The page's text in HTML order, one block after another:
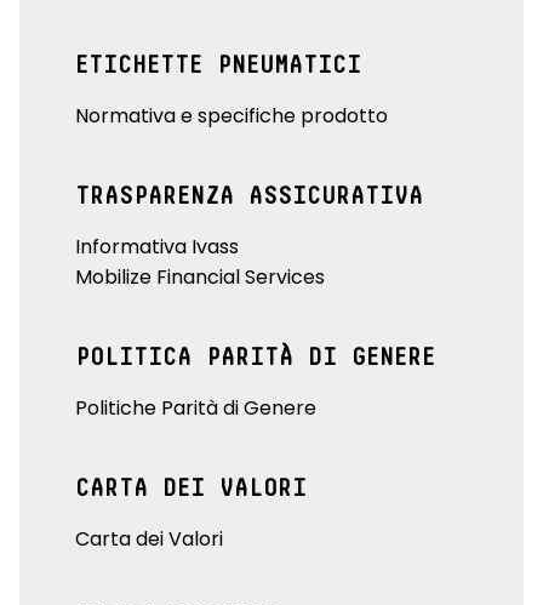
ETICHETTE PNEUMATICI
Normativa e specifiche prodotto
TRASPARENZA ASSICURATIVA
Informativa Ivass
Mobilize Financial Services
POLITICA PARITÀ DI GENERE
Politiche Parità di Genere
CARTA DEI VALORI
Carta dei Valori